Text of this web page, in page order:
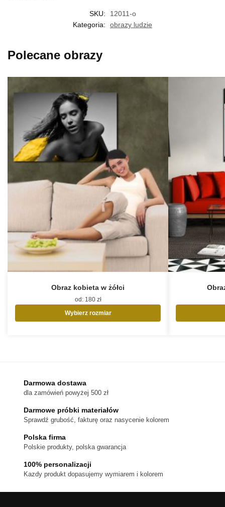
SKU:
12011-o
Kategoria:
obrazy ludzie
Polecane obrazy
Obraz kobieta w żółci
od: 180 zł
Wybierz rozmiar
wybrać
stronie
produktu
Darmowa dostawa
dla zamówień powyżej 500 zł
Darmowe próbki materiałów
Sprawdź grubość, fakturę oraz nasycenie kolorem
Polska firma
Polskie produkty, polska gwarancja
100% personalizacji
Kazdy produkt dopasujemy wymiarem i kolorem